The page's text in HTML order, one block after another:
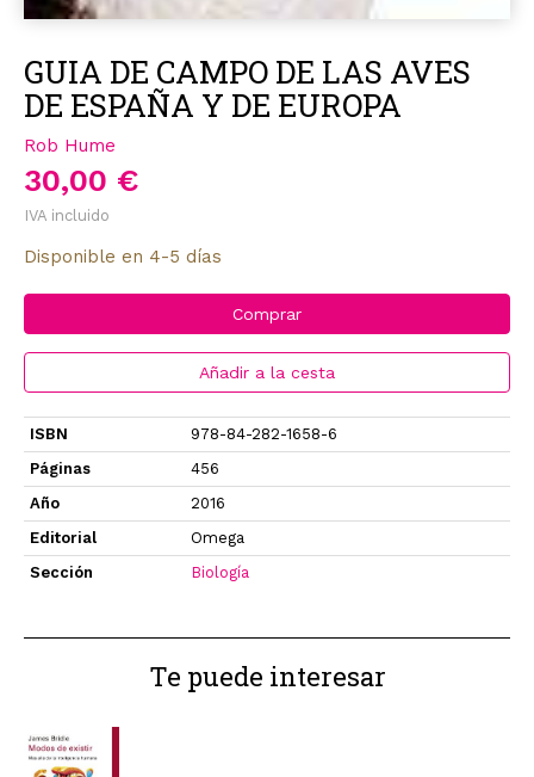
GUIA DE CAMPO DE LAS AVES
DE ESPAÑA Y DE EUROPA
Rob Hume
30,00 €
IVA incluido
Disponible en 4-5 días
Comprar
Añadir a la cesta
ISBN
978-84-282-1658-6
Páginas
456
Año
2016
Editorial
Omega
Sección
Biología
Te puede interesar